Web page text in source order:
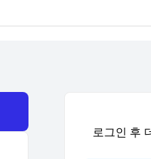
로그인 후